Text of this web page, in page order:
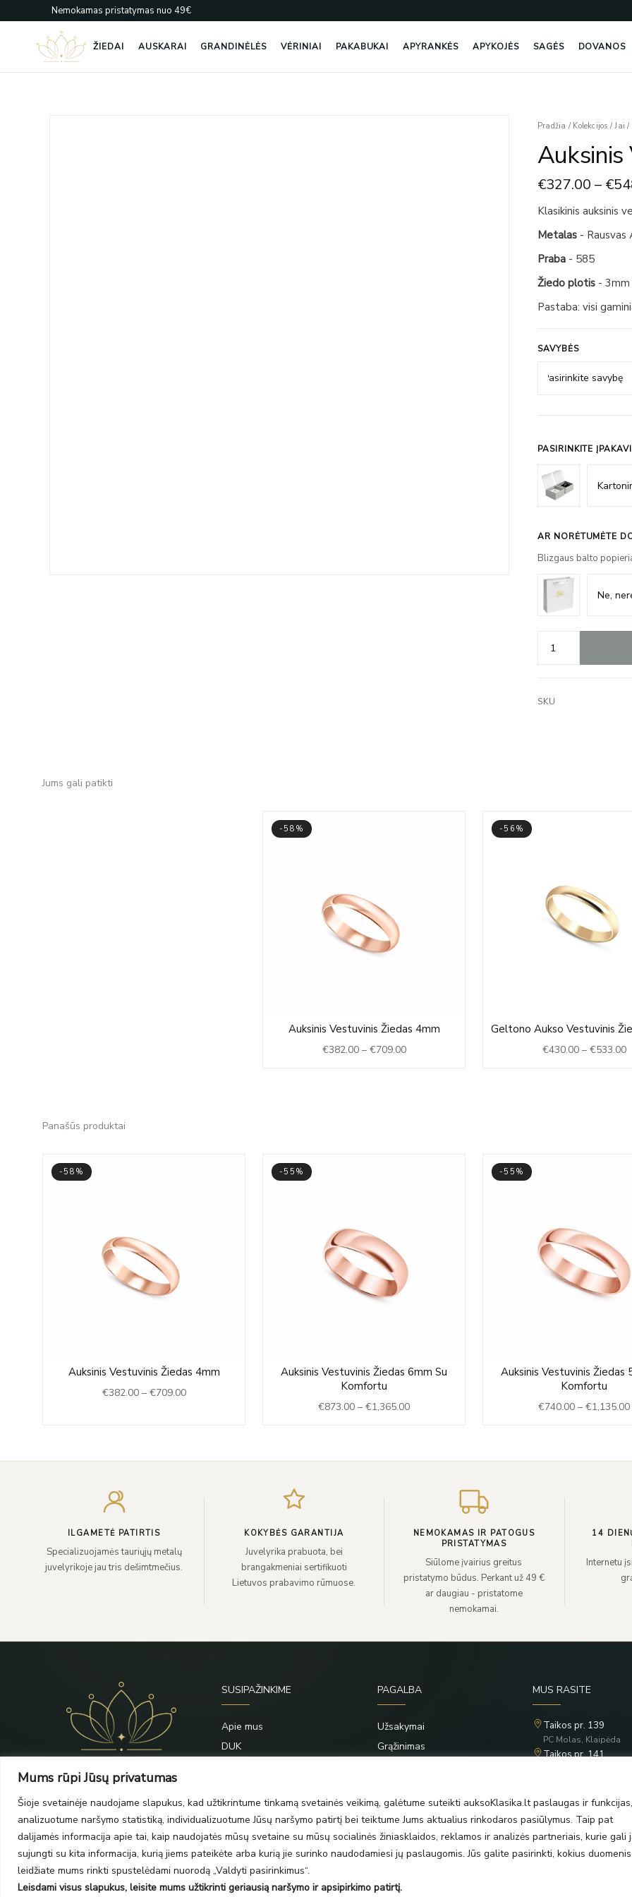
Mums rūpi Jūsų privatumas
Šioje svetainėje naudojame slapukus, kad užtikrintume tinkamą svetainės veikimą, galėtume suteikti auksoKlasika.lt paslaugas ir funkcijas,
analizuotume naršymo statistiką, individualizuotume Jūsų naršymo patirtį bei teiktume Jums aktualius rinkodaros pasiūlymus. Taip pat
dalijamės informacija apie tai, kaip naudojatės mūsų svetaine su mūsų socialinės žiniasklaidos, reklamos ir analizės partneriais, kurie gali
sujungti su kita informacija, kurią jiems pateikėte arba kurią jie surinko naudodamiesi jų paslaugomis. Jūs galite pasirinkti, kokius duomenis
leidžiate mums rinkti spustelėdami nuorodą „Valdyti pasirinkimus“.
Leisdami visus slapukus, leisite mums užtikrinti geriausią naršymo ir apsipirkimo patirtį.
prie
Nemokamas pristatymas nuo 49€
ŽIEDAI AUSKARAI GRANDINĖLĖS VĖRINIAI PAKABUKAI APYRANKĖS APYKOJĖS SAGĖS DOVANOS
Pradžia / Kolekcijos / Jai /
Auksinis
€327.00 – €
Klasikinis auksinis
Metalas- Rausvas
Praba- 585
Žiedo plotis- 3mm
Pastaba: visi
SAVYBĖS
PASIRINKITE
AR NORĖTUMĖTE
Blizgaus balto
produkto
Auksinis
Žiedas
3mm
SKU
Jums gali patikti
-58%
Auksinis Vestuvinis Žiedas 4mm
€382.00 – €709.00
range:
€382.00
-56%
Geltono Aukso Vestuvinis
€430.00 – €533.00
Panašūs produktai
-58%
Auksinis Vestuvinis Žiedas 4mm
€382.00 – €709.00
range:
€382.00
-55%
Auksinis Vestuvinis Žiedas 6mm Su
Komfortu
€873.00 – €1,365.00
range:
through
-55%
Auksinis Vestuvinis Žiedas
Komfortu
€740.00 – €1,135.00
ILGAMETĖ PATIRTIS
Specializuojamės tauriųjų metalų
juvelyrikoje jau tris dešimtmečius.
KOKYBĖS GARANTIJA
Juvelyrika prabuota, bei
brangakmeniai sertifikuoti
Lietuvos prabavimo rūmuose.
NEMOKAMAS IR PATOGUS
PRISTATYMAS
Siūlome įvairius greitus
pristatymo būdus. Perkant už 49 €
ar daugiau - pristatome
nemokamai.
14
Internetu
SUSIPAŽINKIME
Apie mus
DUK
Kontaktai
PAGALBA
Užsakymai
Grąžinimas
MUS RASITE
Taikos pr. 139
PC Molas, Klaipėda
Taikos pr. 141
PC Banginis, Klaipėda
Auksoklasika.lt © 2026 Visos teisės saugomos